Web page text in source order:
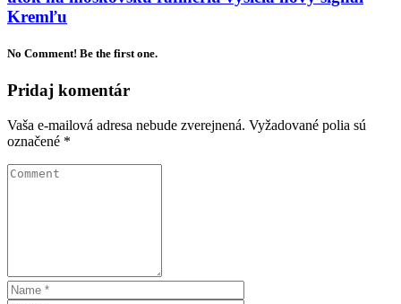
Kremľu
No Comment! Be the first one.
Pridaj komentár
Vaša e-mailová adresa nebude zverejnená. Vyžadované polia sú
označené *